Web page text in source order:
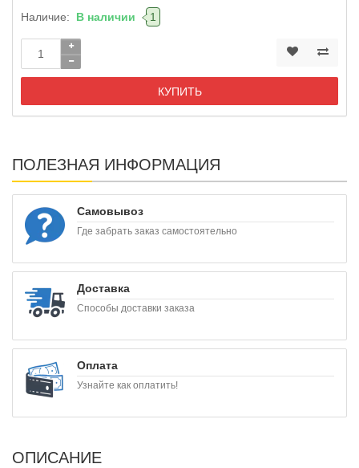
Наличие: В наличии 1
КУПИТЬ
ПОЛЕЗНАЯ ИНФОРМАЦИЯ
Самовывоз
Где забрать заказ самостоятельно
Доставка
Способы доставки заказа
Оплата
Узнайте как оплатить!
ОПИСАНИЕ